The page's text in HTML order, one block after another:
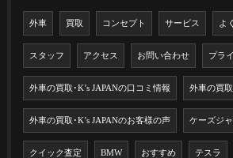
外車 買取 コンセプト サービス よ
スタッフ アクセス お問い合わせ プラ
外車の買取･K’s JAPANの口コミ情報 外車の買取
外車の買取･K’s JAPANのお客様の声 ケーズジ
クイック査定 BMW おすすめ テスラ